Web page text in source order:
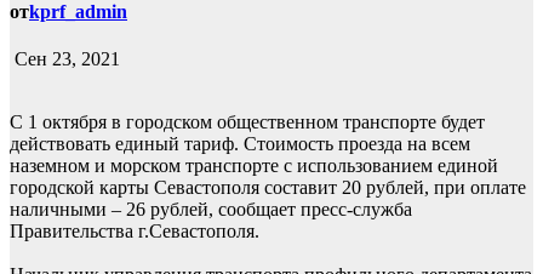
отkprf_admin
Сен 23, 2021
С 1 октября в городском общественном транспорте будет
действовать единый тариф. Стоимость проезда на всем
наземном и морском транспорте с использованием единой
городской карты Севастополя составит 20 рублей, при оплате
наличными – 26 рублей, сообщает пресс-служба
Правительства г.Севастополя.